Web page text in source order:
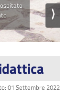
⟩
01 Settembre 2022